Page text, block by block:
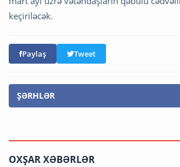
keçiriləcək.
Paylaş Tweet
ŞƏRHLƏR
OXŞAR XƏBƏRLƏR